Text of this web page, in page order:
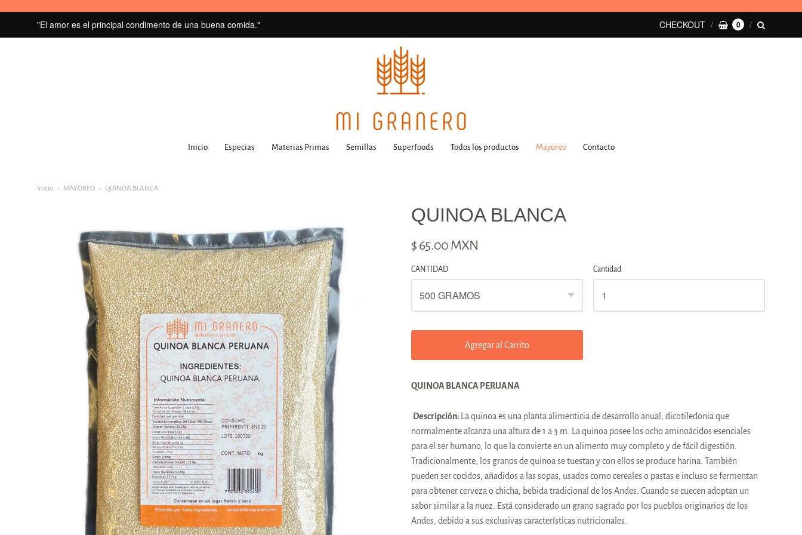
"El amor es el principal condimento de una buena comida." CHECKOUT 0
Menú
Inicio Especias Materias Primas Semillas Superfoods Todos los productos Mayoreo Contacto
Inicio MAYOREO QUINOA BLANCA
QUINOA BLANCA
$ 65.00 MXN
CANTIDAD Cantidad
Agregar al Carrito
QUINOA BLANCA PERUANA
Descripción: La quinoa es una planta alimenticia de desarrollo anual, dicotiledonia que
normalmente alcanza una altura de 1 a 3 m. La quinoa posee los ocho aminoácidos esenciales
para el ser humano, lo que la convierte en un alimento muy completo y de fácil digestión.
Tradicionalmente, los granos de quinoa se tuestan y con ellos se produce harina. También
pueden ser cocidos, añadidos a las sopas, usados como cereales o pastas e incluso se fermentan
para obtener cerveza o chicha, bebida tradicional de los Andes. Cuando se cuecen adoptan un
sabor similar a la nuez. Está considerado un grano sagrado por los pueblos originarios de los
Andes, debido a sus exclusivas características nutricionales.